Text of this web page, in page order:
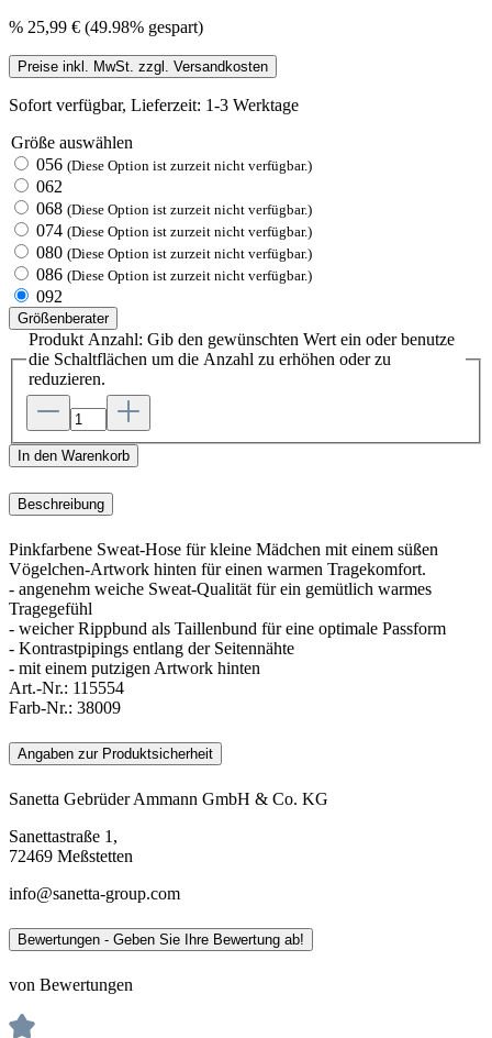
% 25,99 € (49.98% gespart)
Preise inkl. MwSt. zzgl. Versandkosten
Sofort verfügbar, Lieferzeit: 1-3 Werktage
Größe auswählen
056 (Diese Option ist zurzeit nicht verfügbar.)
062
068 (Diese Option ist zurzeit nicht verfügbar.)
074 (Diese Option ist zurzeit nicht verfügbar.)
080 (Diese Option ist zurzeit nicht verfügbar.)
086 (Diese Option ist zurzeit nicht verfügbar.)
092
Größenberater
Produkt Anzahl: Gib den gewünschten Wert ein oder benutze
die Schaltflächen um die Anzahl zu erhöhen oder zu
reduzieren.
In den Warenkorb
Beschreibung
Pinkfarbene Sweat-Hose für kleine Mädchen mit einem süßen
Vögelchen-Artwork hinten für einen warmen Tragekomfort.
- angenehm weiche Sweat-Qualität für ein gemütlich warmes
Tragegefühl
- weicher Rippbund als Taillenbund für eine optimale Passform
- Kontrastpipings entlang der Seitennähte
- mit einem putzigen Artwork hinten
Art.-Nr.: 115554
Farb-Nr.: 38009
Angaben zur Produktsicherheit
Sanetta Gebrüder Ammann GmbH & Co. KG
Sanettastraße 1,
72469 Meßstetten
info@sanetta-group.com
Bewertungen - Geben Sie Ihre Bewertung ab!
von Bewertungen